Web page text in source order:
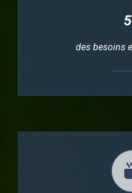
des besoins